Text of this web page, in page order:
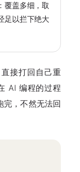
覆盖多细，取
足以拦下绝大
接打回自己重
AI 编程的过程
完，不然无法回